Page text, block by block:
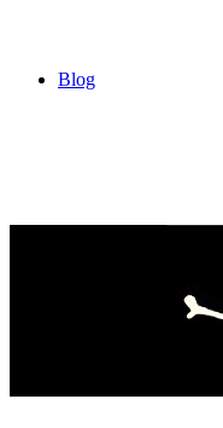
Blog